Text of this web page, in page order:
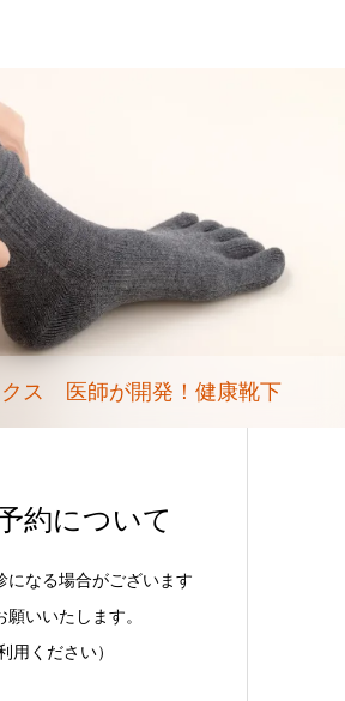
クス 医師が開発！健康靴下
約について
になる場合がございます
いいたします。
用ください）